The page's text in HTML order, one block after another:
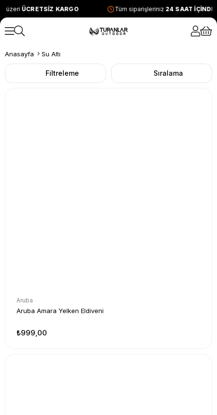
üzeriÜCRETSİZ KARGO Tüm siparişleriniz24 SAAT İÇİNDE
Anasayfa Su Altı
Filtreleme Sıralama
Aruba
Aruba Amara Yelken Eldiveni
₺999,00